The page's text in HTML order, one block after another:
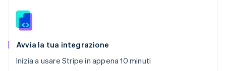
Avvia la tua integrazione
Inizia a usare Stripe in appena 10 minuti
Slovacchia
Slovenia
English Italiano
EspañolEnglish